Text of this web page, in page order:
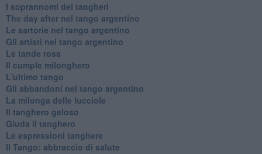
I soprannomi dei tangheri
The day after nel tango argentino
Le sartorie nel tango argentino
Gli artisti nel tango argentino
Le tande rosa
Il cumple milonghero
L'ultimo tango
Gli abbandoni nel tango argentino
La milonga delle lucciole
Il tanghero geloso
Giuda il tanghero
Le espressioni tanghere
Il Tango: abbraccio di salute